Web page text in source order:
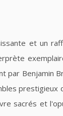
et un
par Benjamin
prestigieux
sacrés et